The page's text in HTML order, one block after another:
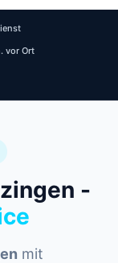
vor Ort
-
mit